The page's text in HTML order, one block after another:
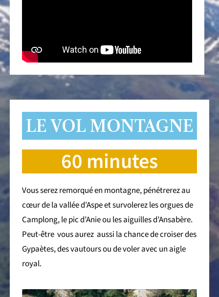
LE VOL MONTAGNE
60 minutes
Vous serez remorqué en montagne, pénétrerez au
cœur de la vallée d’Aspe et survolerez les orgues de
Camplong, le pic d’Anie ou les aiguilles d’Ansabère.
Peut-être vous aurez aussi la chance de croiser des
Gypaètes, des vautours ou de voler avec un aigle
royal.